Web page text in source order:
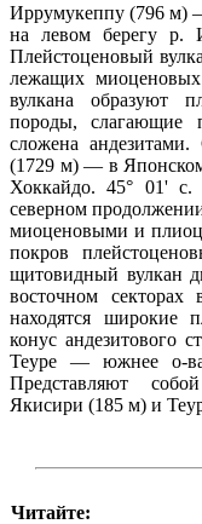
Иррумукеппу (796 м)
на левом берегу р.
Плейстоценовый
лежащих
вулкана образуют
породы,
сложена
(1729 м) — в Японском
Хоккайдо. 45° 01'
северном
миоценовыми и
покров
щитовидный вулкан
восточном секторах
находятся широкие
конус андезитового
Теуре — южнее о-
Представляют
Якисири (185 м) и
Читайте: